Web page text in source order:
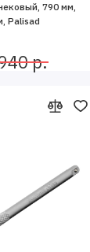
790 мм,
Palisad
р.